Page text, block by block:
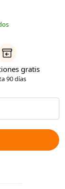
gratis
90 días